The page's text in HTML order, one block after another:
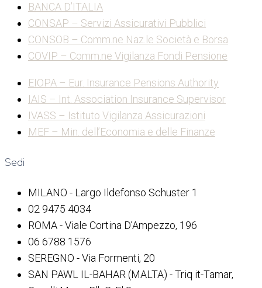
BANCA D’ITALIA
CONSAP – Servizi Assicurativi Pubblici
CONSOB – Comm.ne Naz.le Società e Borsa
COVIP – Comm.ne Vigilanza Fondi Pensione
EIOPA – Eur. Insurance Pensions Authority
IAIS – Int. Association Insurance Supervisor
IVASS – Istituto Vigilanza Assicurazioni
MEF – Min. dell’Economia e delle Finanze
Sedi
MILANO - Largo Ildefonso Schuster 1
02 9475 4034
ROMA - Viale Cortina D’Ampezzo, 196
06 6788 1576
SEREGNO - Via Formenti, 20
SAN PAWL IL-BAHAR (MALTA) - Triq it-Tamar,